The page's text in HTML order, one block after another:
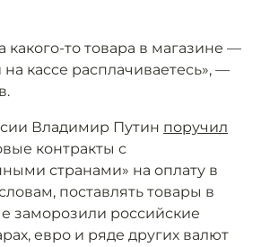
какого-то товара в магазине —
кассе расплачиваетесь», —
Владимир Путин поручил
контракты с
странами» на оплату в
поставлять товары в
заморозили российские
евро и ряде других валют